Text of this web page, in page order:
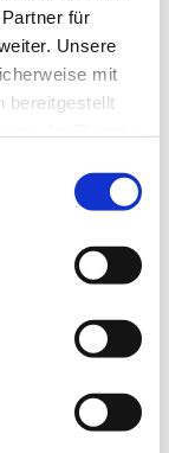
für
Unsere
mit
bereitgestellt